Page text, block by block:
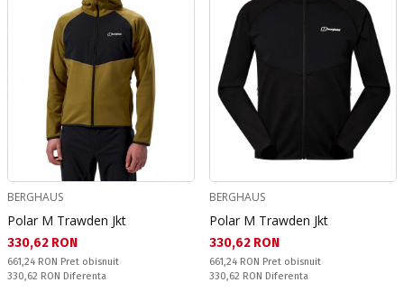
BERGHAUS
Polar M Trawden Jkt
Текуща цена:
330,62 RON
Pret obisnuit:
661,24 RON Pret obisnuit
Спестявате:
330,62 RON Diferenta
BERGHAUS
Polar M Trawden Jkt
Текуща цена:
330,62 RON
Pret obisnuit:
661,24 RON Pret obisnuit
Спестявате:
330,62 RON Diferenta